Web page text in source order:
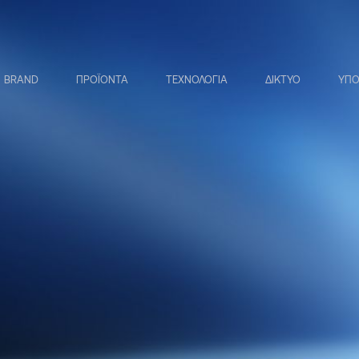
BRAND ΠΡΟΪΟΝΤΑ ΤΕΧΝΟΛΟΓΙΑ ΔΙΚΤΥΟ